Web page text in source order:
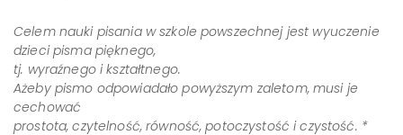
Celem nauki pisania w szkole powszechnej jest wyuczenie
dzieci pisma pięknego,
tj. wyraźnego i kształtnego.
Ażeby pismo odpowiadało powyższym zaletom, musi je
cechować
prostota, czytelność, równość, potoczystość i czystość. *